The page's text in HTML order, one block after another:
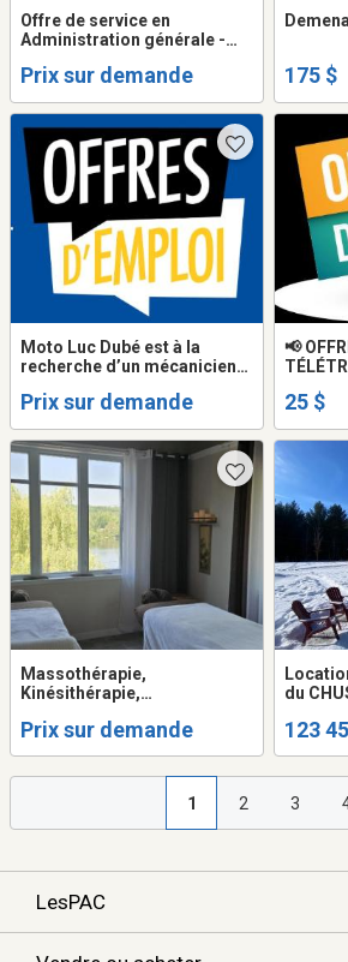
Offre de service en
Administration générale -
général
Prix sur demande 175 $
Moto Luc Dubé est à la
recherche d’un mécanicien
Prix sur demande
📢
25 $
Massothérapie,
Kinésithérapie,
Prix sur demande
du
123
1 2 3
LesPAC